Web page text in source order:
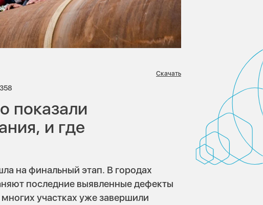
Скачать
показали
и где
на финальный этап. В городах
последние выявленные дефекты
участках уже завершили